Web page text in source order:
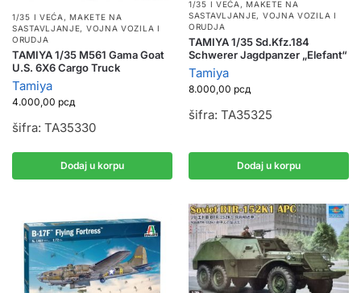
1/35 I VEĆA ,MAKETE NA
SASTAVLJANJE, VOJNA VOZILA I
ORUDJA
TAMIYA 1/35 M561 Gama Goat
U.S. 6X6 Cargo Truck
Tamiya
4.000,00 рсд
šifra: TA35330
Dodaj u korpu
1/35 I VEĆA ,MAKETE NA
SASTAVLJANJE, VOJNA VOZILA I
ORUDJA
TAMIYA 1/35 Sd.Kfz.184
Schwerer Jagdpanzer „Elefant“
Tamiya
8.000,00 рсд
šifra: TA35325
Dodaj u korpu